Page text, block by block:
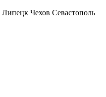
Липецк Чехов Севастополь